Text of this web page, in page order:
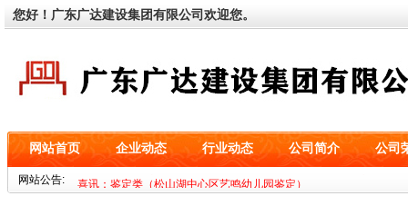
您好！广东广达建设集团有限公司欢迎您。
网站首页 企业动态 行业动态 公司简介 公司
网站公告:
喜讯：基坑类（深圳市海益零二科技有限公司设备基础工程）
喜讯：鉴定类（松山湖中心区艺鸣幼儿园鉴定）